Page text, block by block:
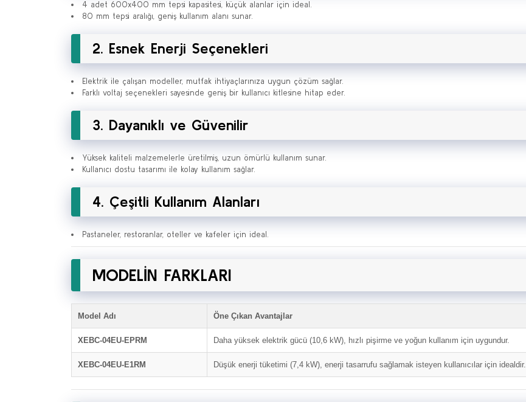
4 adet 600x400 mm tepsi kapasitesi, küçük alanlar için ideal.
80 mm tepsi aralığı, geniş kullanım alanı sunar.
2. Esnek Enerji Seçenekleri
Elektrik ile çalışan modeller, mutfak ihtiyaçlarınıza uygun çözüm sağlar.
Farklı voltaj seçenekleri sayesinde geniş bir kullanıcı kitlesine hitap eder.
3. Dayanıklı ve Güvenilir
Yüksek kaliteli malzemelerle üretilmiş, uzun ömürlü kullanım sunar.
Kullanıcı dostu tasarımı ile kolay kullanım sağlar.
4. Çeşitli Kullanım Alanları
Pastaneler, restoranlar, oteller ve kafeler için ideal.
MODELİN FARKLARI
Model Adı Öne Çıkan Avantajlar
XEBC-04EU-EPRM Daha yüksek elektrik gücü (10,6 kW), hızlı pişirme ve yoğun kullanım için uygundur.
XEBC-04EU-E1RM Düşük enerji tüketimi (7,4 kW), enerji tasarrufu sağlamak isteyen kullanıcılar için idealdir.